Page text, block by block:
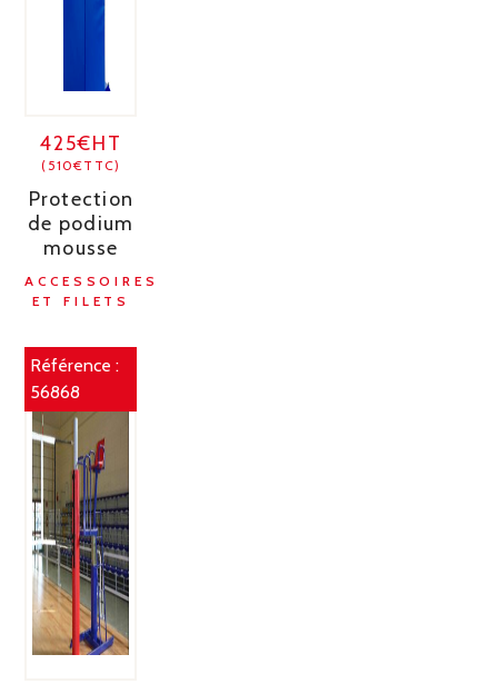
425€HT
(510€TTC)
Protection
de podium
mousse
ACCESSOIRES
ET FILETS
Référence :
56868